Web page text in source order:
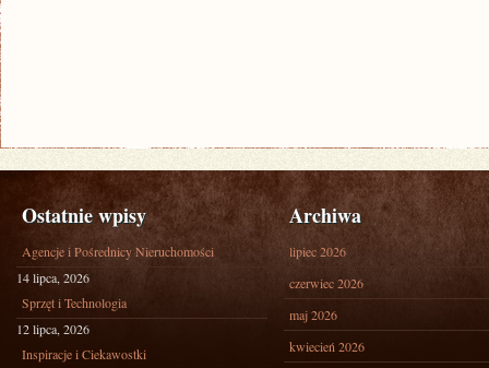
Ostatnie wpisy
Agencje i Pośrednicy Nieruchomości
14 lipca, 2026
Sprzęt i Technologia
12 lipca, 2026
Inspiracje i Ciekawostki
Archiwa
lipiec 2026
czerwiec 2026
maj 2026
kwiecień 2026